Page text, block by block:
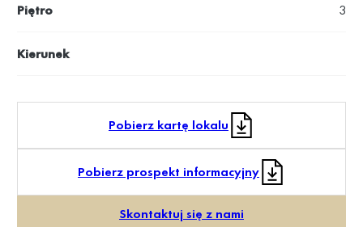
Piętro 3
Kierunek
Pobierz kartę lokalu
Pobierz prospekt informacyjny
Skontaktuj się z nami